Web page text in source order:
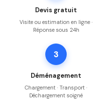
Devis gratuit
Visite ou estimation en ligne ·
Réponse sous 24h
3
Déménagement
Chargement · Transport ·
Déchargement soigné